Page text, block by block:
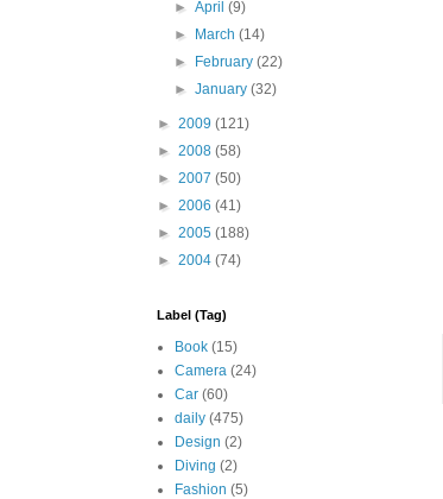
►April(9)
►
March(14)
►
February(22)
►January(32)
► 2009 (121)
► 2008 (58)
► 2007 (50)
► 2006 (41)
► 2005 (188)
► 2004 (74)
Label (Tag)
Book (15)
Camera (24)
Car (60)
daily (475)
Design (2)
Diving (2)
Fashion (5)